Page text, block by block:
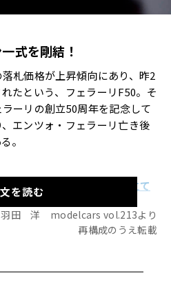
式を剛結！
札価格が上昇傾向にあり、昨2
たという、フェラーリF50。そ
ーリの創立50周年を記念して
エンツォ・フェラーリ亡き後
。
、シャシー、内装、組み立て
を読む
羽田 洋 modelcars vol.213より
再構成のうえ転載